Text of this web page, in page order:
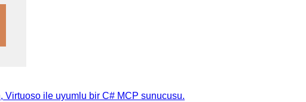
Virtuoso ile uyumlu bir C# MCP sunucusu.